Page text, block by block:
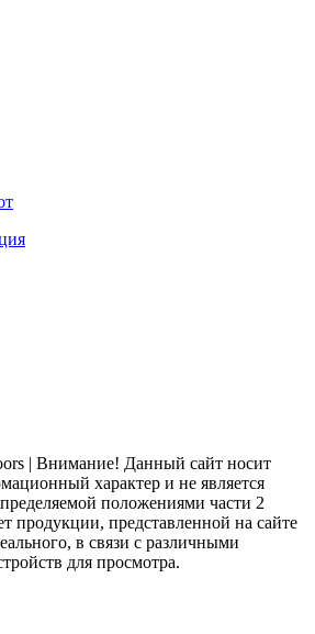
| Внимание! Данный сайт носит
характер и не является
положениями части 2
продукции, представленной на сайте
в связи с различными
для просмотра.